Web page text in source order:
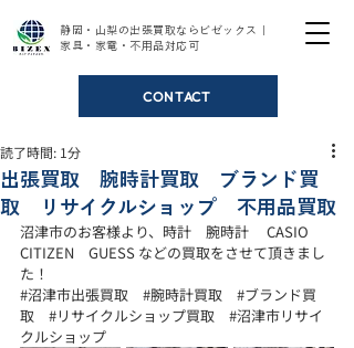
静岡・山梨の出張買取ならビゼックス｜
家具・家電・不用品対応可
CONTACT
出張買取 腕時計買取 ブランド買
取 リサイクルショップ 不用品買取
読了時間: 1分
沼津市のお客様より、時計　腕時計　 CASIO
CITIZEN　GUESS などの買取をさせて頂きまし
た！
#沼津市出張買取
#腕時計買取
#ブランド買
取
#リサイクルショップ買取
#沼津市リサイ
クルショップ